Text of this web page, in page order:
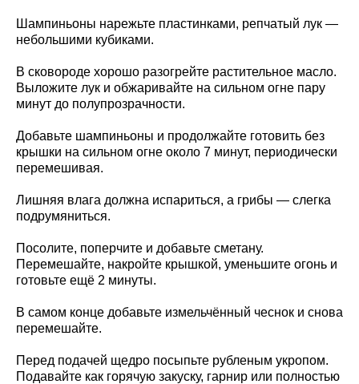
Шампиньоны нарежьте пластинками, репчатый лук —
небольшими кубиками.
В сковороде хорошо разогрейте растительное масло.
Выложите лук и обжаривайте на сильном огне пару
минут до полупрозрачности.
Добавьте шампиньоны и продолжайте готовить без
крышки на сильном огне около 7 минут, периодически
перемешивая.
Лишняя влага должна испариться, а грибы — слегка
подрумяниться.
Посолите, поперчите и добавьте сметану.
Перемешайте, накройте крышкой, уменьшите огонь и
готовьте ещё 2 минуты.
В самом конце добавьте измельчённый чеснок и снова
перемешайте.
Перед подачей щедро посыпьте рубленым укропом.
Подавайте как горячую закуску, гарнир или полностью